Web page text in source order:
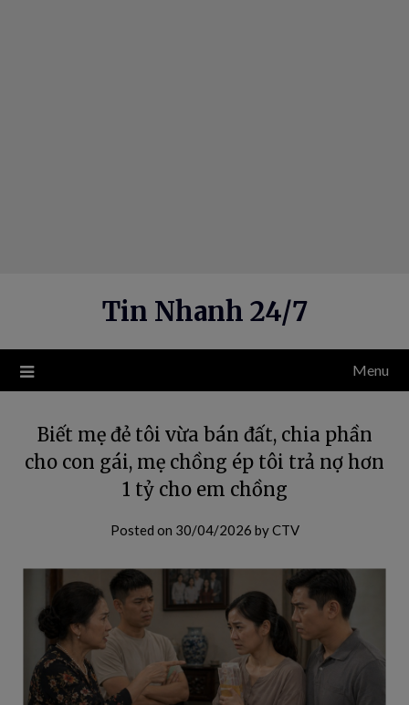
Tin Nhanh 24/7
Menu
Biết mẹ đẻ tôi vừa bán đất, chia phần
cho con gái, mẹ chồng ép tôi trả nợ hơn
1 tỷ cho em chồng
Posted on 30/04/2026 byCTV